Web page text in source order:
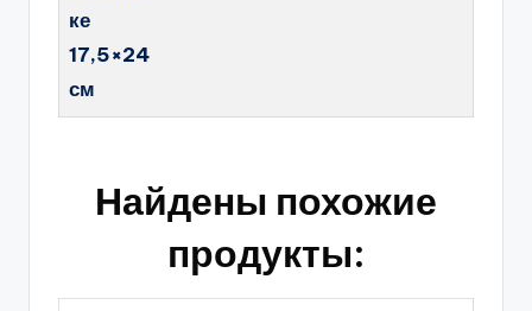
ке
17,5×24
см
Найдены похожие
продукты: